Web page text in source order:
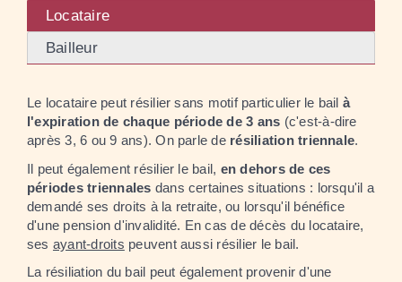
Locataire
Bailleur
Le locataire peut résilier sans motif particulier le bail à
l'expiration de chaque période de 3 ans (c'est-à-dire
après 3, 6 ou 9 ans). On parle de résiliation triennale.
Il peut également résilier le bail, en dehors de ces
périodes triennales dans certaines situations : lorsqu'il a
demandé ses droits à la retraite, ou lorsqu'il bénéfice
d'une pension d'invalidité. En cas de décès du locataire,
ses ayant-droits peuvent aussi résilier le bail.
La résiliation du bail peut également provenir d'une